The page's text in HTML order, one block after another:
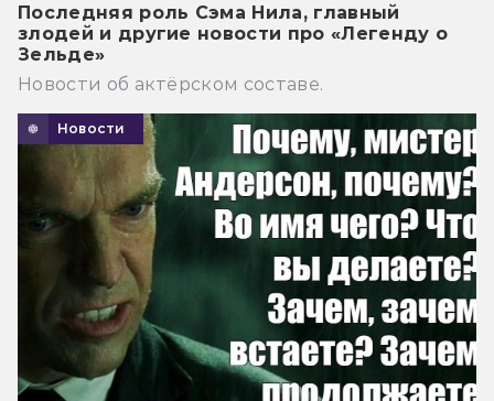
Последняя роль Сэма Нила, главный
злодей и другие новости про «Легенду о
Зельде»
Новости об актёрском составе.
Новости